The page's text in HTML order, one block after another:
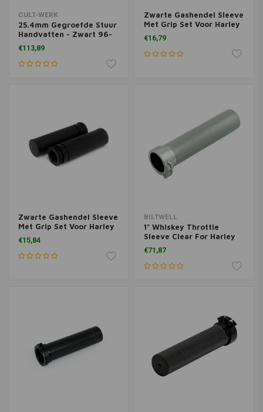
CULT-WERK
25.4mm Gegroefde Stuur
Handvatten - Zwart 96-
21 Harley Davidson
€113,89
Zwarte Gashendel Sleeve
Met Grip Set Voor Harley
Davidson 96-20
€16,79
Zwarte Gashendel Sleeve
Met Grip Set Voor Harley
Davidson 08-20 Met E-
throttle
€15,84
BILTWELL
1" Whiskey Throttle
Sleeve Clear For Harley
Davidson 74-20 (excl.
Street)
€71,87